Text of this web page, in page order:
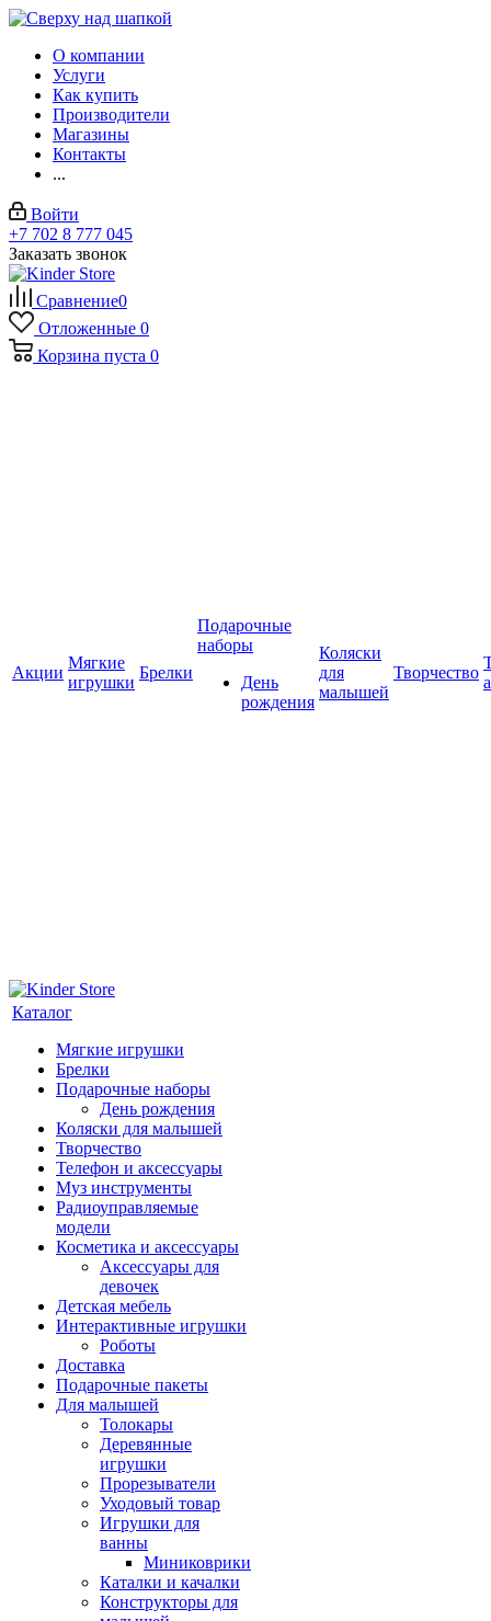
О компании
Услуги
Как купить
Производители
Магазины
Контакты
...
Войти
+7 702 8 777 045
Заказать звонок
Сравнение0
Отложенные 0
Корзина пуста 0
Акции
Мягкие
игрушки
Брелки
Подарочные
наборы
День
рождения
Коляски
для
малышей
Творчество
Каталог
Мягкие игрушки
Брелки
Подарочные наборы
День рождения
Коляски для малышей
Творчество
Телефон и аксессуары
Муз инструменты
Радиоуправляемые
модели
Косметика и аксессуары
Аксессуары для
девочек
Детская мебель
Интерактивные игрушки
Роботы
Доставка
Подарочные пакеты
Для малышей
Толокары
Деревянные
игрушки
Прорезыватели
Уходовый товар
Игрушки для
ванны
Миниковрики
Каталки и качалки
Конструкторы для